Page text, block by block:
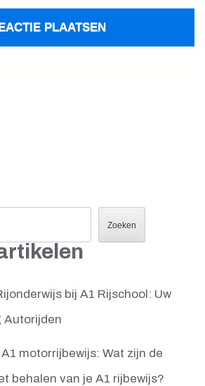
Zoeken
bij A1 Rijschool: Uw
Autorijden
motorrijbewijs: Wat zijn de
behalen van je A1 rijbewijs?